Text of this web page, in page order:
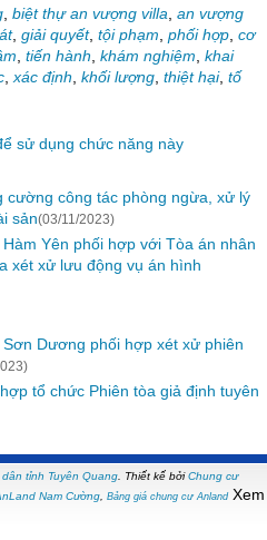
biệt thự an vượng villa an vượng
, giải quyết, tội phạm phối hợp cơ
tiến hành khám nghiệm khai
xác định khối lượng thiệt hại, tố
sử dụng chức năng này
cường công tác phòng ngừa, xử lý
sản(03/11/2023)
Yên phối hợp với Tòa án nhân
xét xử lưu động vụ án hình
Dương phối hợp xét xử phiên
tổ chức Phiên tòa giả định tuyên
tỉnh Tuyên Quang Thiết kế bởiChung cư
Nam Cường Bảng giá chung cư AnlandXem